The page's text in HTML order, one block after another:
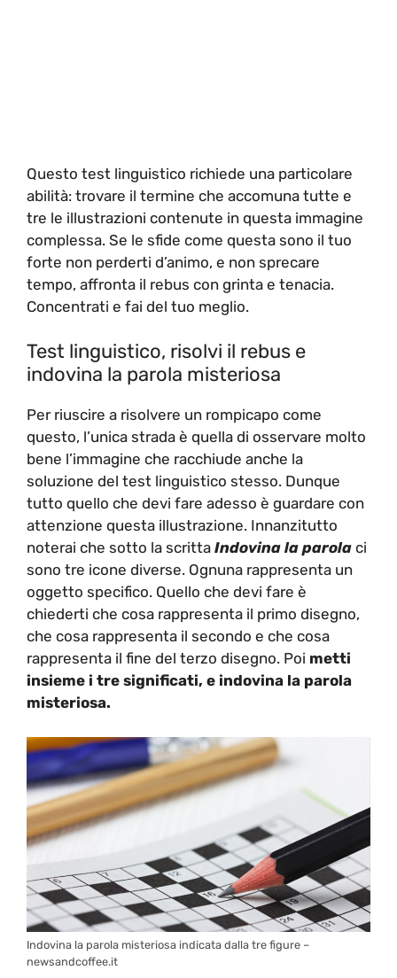
Questo test linguistico richiede una particolare
abilità: trovare il termine che accomuna tutte e
tre le illustrazioni contenute in questa immagine
complessa. Se le sfide come questa sono il tuo
forte non perderti d’animo, e non sprecare
tempo, affronta il rebus con grinta e tenacia.
Concentrati e fai del tuo meglio.
Test linguistico, risolvi il rebus e
indovina la parola misteriosa
Per riuscire a risolvere un rompicapo come
questo, l’unica strada è quella di osservare molto
bene l’immagine che racchiude anche la
soluzione del test linguistico stesso. Dunque
tutto quello che devi fare adesso è guardare con
attenzione questa illustrazione. Innanzitutto
noterai che sotto la scritta Indovina la parola ci
sono tre icone diverse. Ognuna rappresenta un
oggetto specifico. Quello che devi fare è
chiederti che cosa rappresenta il primo disegno,
che cosa rappresenta il secondo e che cosa
rappresenta il fine del terzo disegno. Poi metti
insieme i tre significati, e indovina la parola
misteriosa.
Indovina la parola misteriosa indicata dalla tre figure –
newsandcoffee.it